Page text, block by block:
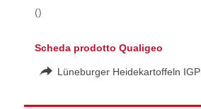
()
Scheda prodotto Qualigeo
Lüneburger Heidekartoffeln IGP